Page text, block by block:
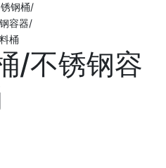
/不锈钢容